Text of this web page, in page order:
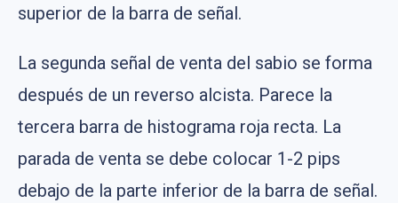
superior de la barra de señal.
La segunda señal de venta del sabio se forma
después de un reverso alcista. Parece la
tercera barra de histograma roja recta. La
parada de venta se debe colocar 1-2 pips
debajo de la parte inferior de la barra de señal.